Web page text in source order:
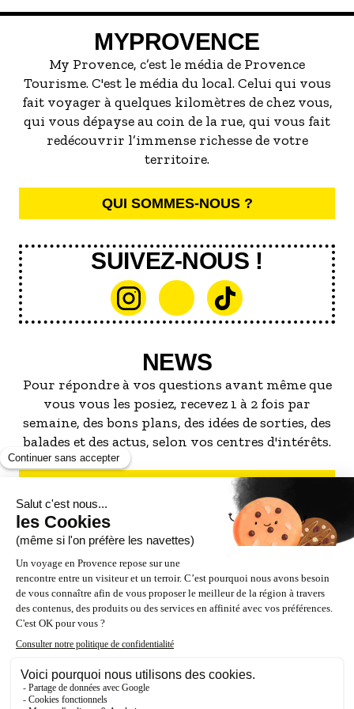
qu’on n’attend pas. À bord, on oublie la
circulation. On se laisse porter.
paysage vivant qui a façonné la Provence
autant que ses villages perchés et ses
champs d’oliviers. Mirabeau la décrivait
comme l’un des trois fléaux de la région,
avec le Parlement et le Mistral. Trois
siècles plus tard, on la regarde comme un
trésor : une ressource vitale, un refuge de
biodiversité, un espace de liberté où
MYPROVENCE
My Provence, c’est le média de Provence
Tourisme. C'est le média du local. Celui qui vous
fait voyager à quelques kilomètres de chez vous,
qui vous dépayse au coin de la rue, qui vous fait
redécouvrir l’immense richesse de votre
territoire.
QUI SOMMES-NOUS ?
SUIVEZ-NOUS !
NEWS
Pour répondre à vos questions avant même que
vous vous les posiez, recevez 1 à 2 fois par
semaine, des bons plans, des idées de sorties, des
balades et des actus, selon vos centres d'intérêts.
S'INSCRIRE À LA NEWSLETTER
NOS PARTENAIRES
ESPACE PRO / PRESSE